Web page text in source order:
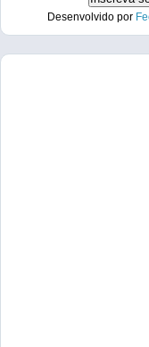
Desenvolvido por